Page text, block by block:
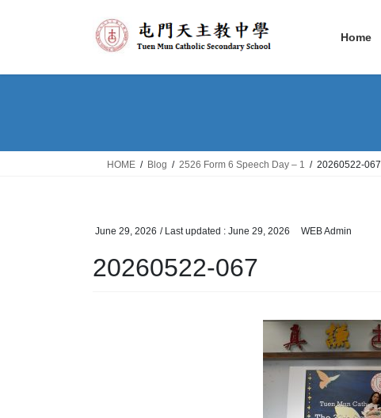
Home
HOME Blog 2526 Form 6 Speech Day – 1 20260522-067
June 29, 2026 / Last updated : June 29, 2026 WEB Admin
20260522-067